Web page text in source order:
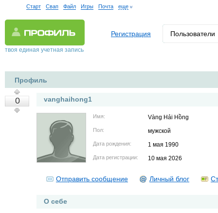
Старт Свап Файл Игры Почта еще
твоя единая учетная запись
Регистрация Пользователи
Профиль
0 vanghaihong1
Имя: Vàng Hải Hồng
Пол: мужской
Дата рождения: 1 мая 1990
Дата регистрации: 10 мая 2026
Отправить сообщение Личный блог
О себе